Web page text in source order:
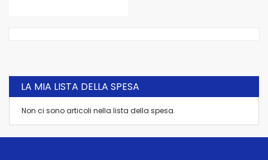
LA MIA LISTA DELLA SPESA
Non ci sono articoli nella lista della spesa.